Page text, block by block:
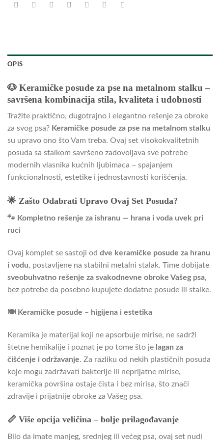
OPIS
🐶 Keramičke posude za pse na metalnom stalku –
savršena kombinacija stila, kvaliteta i udobnosti
Tražite praktično, dugotrajno i elegantno rešenje za obroke
za svog psa? Keramičke posude za pse na metalnom stalku
su upravo ono što Vam treba. Ovaj set visokokvalitetnih
posuda sa stalkom savršeno zadovoljava sve potrebe
modernih vlasnika kućnih ljubimaca – spajanjem
funkcionalnosti, estetike i jednostavnosti korišćenja.
🌟 Zašto Odabrati Upravo Ovaj Set Posuda?
🐾 Kompletno rešenje za ishranu — hrana i voda uvek pri
ruci
Ovaj komplet se sastoji od dve keramičke posude za hranu
i vodu, postavljene na stabilni metalni stalak. Time dobijate
sveobuhvatno rešenje za svakodnevne obroke Vašeg psa,
bez potrebe da posebno kupujete dodatne posude ili stalke.
🍽️ Keramičke posude – higijena i estetika
Keramika je materijal koji ne apsorbuje mirise, ne sadrži
štetne hemikalije i poznat je po tome što je lagan za
čišćenje i održavanje. Za razliku od nekih plastičnih posuda
koje mogu zadržavati bakterije ili neprijatne mirise,
keramička površina ostaje čista i bez mirisa, što znači
zdravije i prijatnije obroke za Vašeg psa.
📏 Više opcija veličina – bolje prilagođavanje
Bilo da imate manjeg, srednjeg ili većeg psa, ovaj set nudi